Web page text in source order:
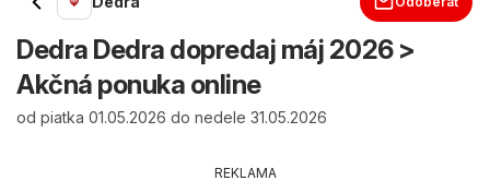
Dedra Dedra dopredaj máj 2026 >
Akčná ponuka online
od piatka 01.05.2026 do nedele 31.05.2026
REKLAMA